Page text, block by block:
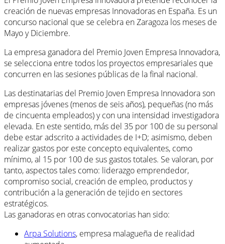
creación de nuevas empresas Innovadoras en España. Es un
concurso nacional que se celebra en Zaragoza los meses de
Mayo y Diciembre.
La empresa ganadora del Premio Joven Empresa Innovadora,
se selecciona entre todos los proyectos empresariales que
concurren en las sesiones públicas de la final nacional.
Las destinatarias del Premio Joven Empresa Innovadora son
empresas jóvenes (menos de seis años), pequeñas (no más
de cincuenta empleados) y con una intensidad investigadora
elevada. En este sentido, más del 35 por 100 de su personal
debe estar adscrito a actividades de I+D; asimismo, deben
realizar gastos por este concepto equivalentes, como
mínimo, al 15 por 100 de sus gastos totales. Se valoran, por
tanto, aspectos tales como: liderazgo emprendedor,
compromiso social, creación de empleo, productos y
contribución a la generación de tejido en sectores
estratégicos.
Las ganadoras en otras convocatorias han sido:
Arpa Solutions, empresa malagueña de realidad